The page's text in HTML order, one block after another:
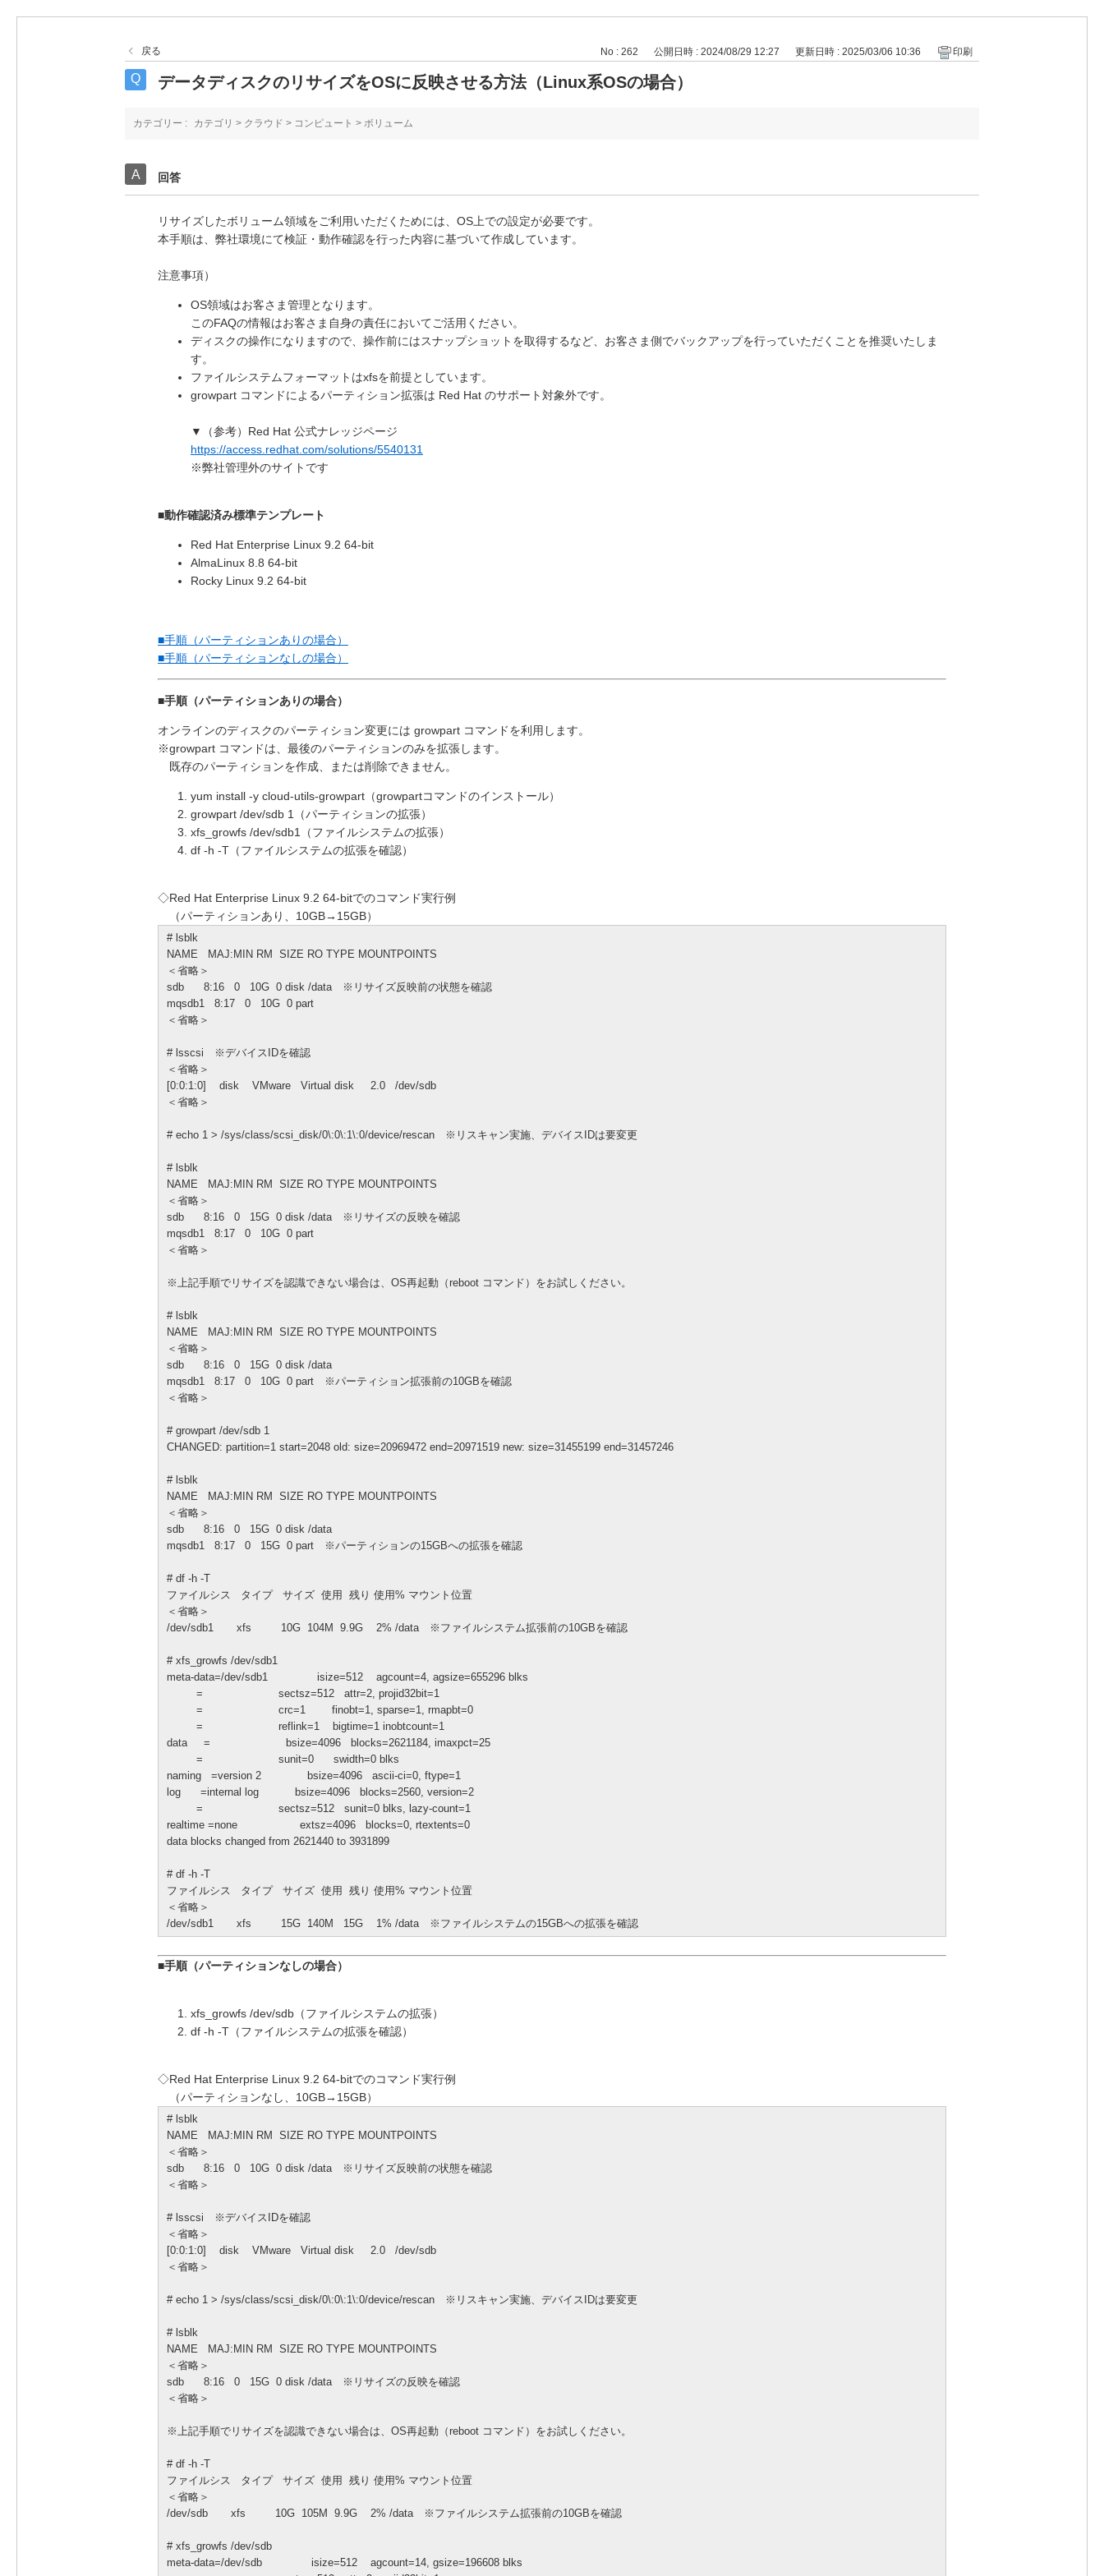
戻る No : 262 公開日時 : 2024/08/29 12:27 更新日時 : 2025/03/06 10:36 印刷
データディスクのリサイズをOSに反映させる方法（Linux系OSの場合）
カテゴリー : カテゴリ > クラウド > コンピュート > ボリューム
回答
リサイズしたボリューム領域をご利用いただくためには、OS上での設定が必要です。
本手順は、弊社環境にて検証・動作確認を行った内容に基づいて作成しています。
注意事項）
OS領域はお客さま管理となります。
このFAQの情報はお客さま自身の責任においてご活用ください。
ディスクの操作になりますので、操作前にはスナップショットを取得するなど、お客さま側でバックアップを行っていただくことを推奨いたしま
す。
ファイルシステムフォーマットはxfsを前提としています。
growpart コマンドによるパーティション拡張は Red Hat のサポート対象外です。
▼（参考）Red Hat 公式ナレッジページ
https://access.redhat.com/solutions/5540131
※弊社管理外のサイトです
■動作確認済み標準テンプレート
Red Hat Enterprise Linux 9.2 64-bit
AlmaLinux 8.8 64-bit
Rocky Linux 9.2 64-bit
■手順（パーティションありの場合）
■手順（パーティションなしの場合）
■手順（パーティションありの場合）
オンラインのディスクのパーティション変更には growpart コマンドを利用します。
※growpart コマンドは、最後のパーティションのみを拡張します。
既存のパーティションを作成、または削除できません。
yum install -y cloud-utils-growpart（growpartコマンドのインストール）
growpart /dev/sdb 1（パーティションの拡張）
xfs_growfs /dev/sdb1（ファイルシステムの拡張）
df -h -T（ファイルシステムの拡張を確認）
◇Red Hat Enterprise Linux 9.2 64-bitでのコマンド実行例
（パーティションあり、10GB→15GB）
# lsblk
NAME MAJ:MIN RM SIZE RO TYPE MOUNTPOINTS
＜省略＞
sdb 8:16 0 10G 0 disk /data ※リサイズ反映前の状態を確認
mqsdb1 8:17 0 10G 0 part
＜省略＞
# lsscsi ※デバイスIDを確認
＜省略＞
[0:0:1:0] disk VMware Virtual disk 2.0 /dev/sdb
＜省略＞
# echo 1 > /sys/class/scsi_disk/0\:0\:1\:0/device/rescan ※リスキャン実施、デバイスIDは要変更
# lsblk
NAME MAJ:MIN RM SIZE RO TYPE MOUNTPOINTS
＜省略＞
sdb 8:16 0 15G 0 disk /data ※リサイズの反映を確認
mqsdb1 8:17 0 10G 0 part
＜省略＞
※上記手順でリサイズを認識できない場合は、OS再起動（reboot コマンド）をお試しください。
# lsblk
NAME MAJ:MIN RM SIZE RO TYPE MOUNTPOINTS
＜省略＞
sdb 8:16 0 15G 0 disk /data
mqsdb1 8:17 0 10G 0 part ※パーティション拡張前の10GBを確認
＜省略＞
# growpart /dev/sdb 1
CHANGED: partition=1 start=2048 old: size=20969472 end=20971519 new: size=31455199 end=31457246
# lsblk
NAME MAJ:MIN RM SIZE RO TYPE MOUNTPOINTS
＜省略＞
sdb 8:16 0 15G 0 disk /data
mqsdb1 8:17 0 15G 0 part ※パーティションの15GBへの拡張を確認
# df -h -T
ファイルシス タイプ サイズ 使用 残り 使用% マウント位置
＜省略＞
/dev/sdb1 xfs 10G 104M 9.9G 2% /data ※ファイルシステム拡張前の10GBを確認
# xfs_growfs /dev/sdb1
meta-data=/dev/sdb1 isize=512 agcount=4, agsize=655296 blks
= sectsz=512 attr=2, projid32bit=1
= crc=1 finobt=1, sparse=1, rmapbt=0
= reflink=1 bigtime=1 inobtcount=1
data = bsize=4096 blocks=2621184, imaxpct=25
= sunit=0 swidth=0 blks
naming =version 2 bsize=4096 ascii-ci=0, ftype=1
log =internal log bsize=4096 blocks=2560, version=2
= sectsz=512 sunit=0 blks, lazy-count=1
realtime =none extsz=4096 blocks=0, rtextents=0
data blocks changed from 2621440 to 3931899
# df -h -T
ファイルシス タイプ サイズ 使用 残り 使用% マウント位置
＜省略＞
/dev/sdb1 xfs 15G 140M 15G 1% /data ※ファイルシステムの15GBへの拡張を確認
■手順（パーティションなしの場合）
xfs_growfs /dev/sdb（ファイルシステムの拡張）
df -h -T（ファイルシステムの拡張を確認）
◇Red Hat Enterprise Linux 9.2 64-bitでのコマンド実行例
（パーティションなし、10GB→15GB）
# lsblk
NAME MAJ:MIN RM SIZE RO TYPE MOUNTPOINTS
＜省略＞
sdb 8:16 0 10G 0 disk /data ※リサイズ反映前の状態を確認
＜省略＞
# lsscsi ※デバイスIDを確認
＜省略＞
[0:0:1:0] disk VMware Virtual disk 2.0 /dev/sdb
＜省略＞
# echo 1 > /sys/class/scsi_disk/0\:0\:1\:0/device/rescan ※リスキャン実施、デバイスIDは要変更
# lsblk
NAME MAJ:MIN RM SIZE RO TYPE MOUNTPOINTS
＜省略＞
sdb 8:16 0 15G 0 disk /data ※リサイズの反映を確認
＜省略＞
※上記手順でリサイズを認識できない場合は、OS再起動（reboot コマンド）をお試しください。
# df -h -T
ファイルシス タイプ サイズ 使用 残り 使用% マウント位置
＜省略＞
/dev/sdb xfs 10G 105M 9.9G 2% /data ※ファイルシステム拡張前の10GBを確認
# xfs_growfs /dev/sdb
meta-data=/dev/sdb isize=512 agcount=14, gsize=196608 blks